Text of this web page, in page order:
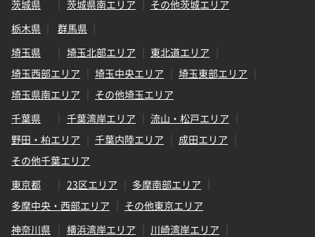
茨城県
茨城県南エリア
その他茨城エリア
栃木県
群馬県
埼玉県
埼玉北部エリア
東北道エリア
埼玉西部エリア
埼玉中央エリア
埼玉東部エリア
埼玉県南エリア
その他埼玉エリア
千葉県
千葉湾岸エリア
流山・松戸エリア
野田・柏エリア
千葉内陸エリア
成田エリア
その他千葉エリア
東京都
23区エリア
多摩南部エリア
多摩中央・西部エリア
その他東京エリア
神奈川県
横浜湾岸エリア
川崎湾岸エリア